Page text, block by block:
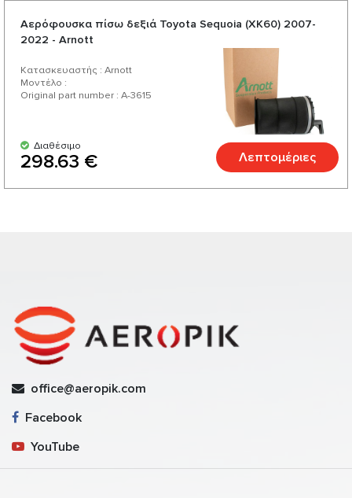
Aερόφουσκα πίσω δεξιά Toyota Sequoia (XK60) 2007-
2022 - Arnott
Κατασκευαστής : Arnott
Μοντέλο :
Original part number : A-3615
Διαθέσιμο
298.63 € Λεπτομέριες
office@aeropik.com
Facebook
YouTube